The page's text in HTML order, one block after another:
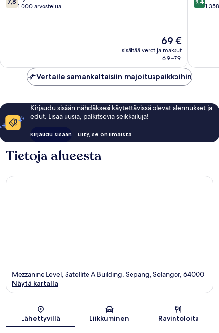
kautta
7,8
1 000 arvostelua
Hinta
69 €
69 €
sisältää verot ja maksut
6.9.–7.9.
Sepang
kautta
9,4
1
Vertaile samankaltaisiin majoituspaikkoihin
Kirjaudu sisään nähdäksesi käytettävissä olevat alennukset ja
edut. Lisää uusia, palkitsevia seikkailuja!
Kirjaudu sisään Liity, se on ilmaista
Tietoja alueesta
Kartta
Mezzanine Level, Satellite A Building, Sepang, Selangor, 64000
Näytä kartalla
Lähettyvillä Liikkuminen Ravintoloita